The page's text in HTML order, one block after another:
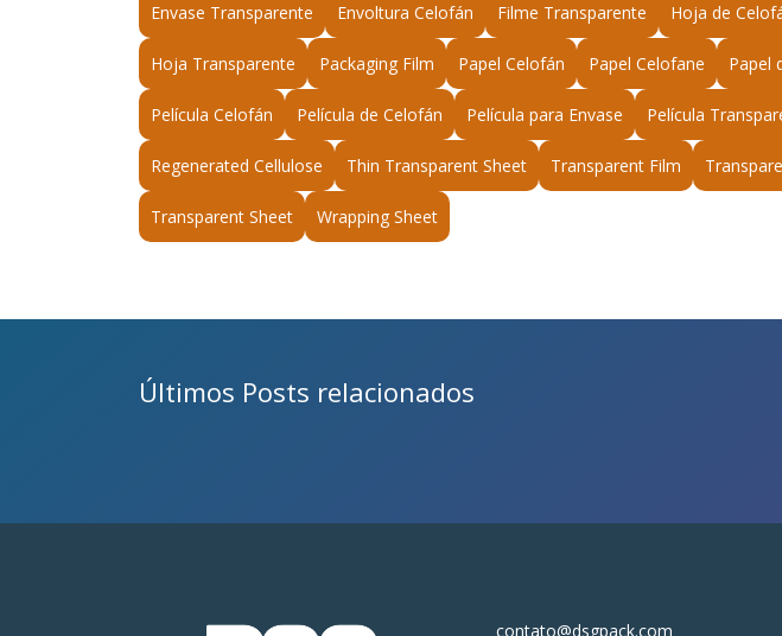
Envase Transparente Envoltura Celofán Filme Transparente Hoja de
Hoja Transparente Packaging Film Papel Celofán Papel Celofane Papel
Película Celofán Película de Celofán Película para Envase Película
Regenerated Cellulose Thin Transparent Sheet Transparent Film
Transparent Sheet Wrapping Sheet
Últimos Posts relacionados
contato@dsgpack.com